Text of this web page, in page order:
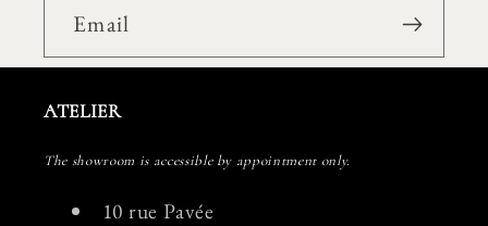
Email
ATELIER
The showroom is accessible by appointment only.
10 rue Pavée